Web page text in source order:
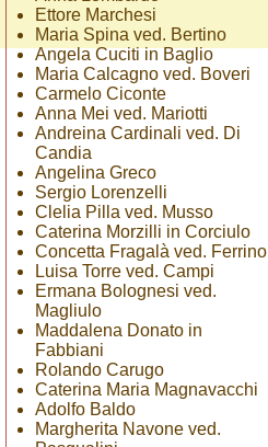
Ettore Marchesi
Maria Spina ved. Bertino
Angela Cuciti in Baglio
Maria Calcagno ved. Boveri
Carmelo Ciconte
Anna Mei ved. Mariotti
Andreina Cardinali ved. Di
Candia
Angelina Greco
Sergio Lorenzelli
Clelia Pilla ved. Musso
Caterina Morzilli in Corciulo
Concetta Fragalà ved. Ferrino
Luisa Torre ved. Campi
Ermana Bolognesi ved.
Magliulo
Maddalena Donato in
Fabbiani
Rolando Carugo
Caterina Maria Magnavacchi
Adolfo Baldo
Margherita Navone ved.